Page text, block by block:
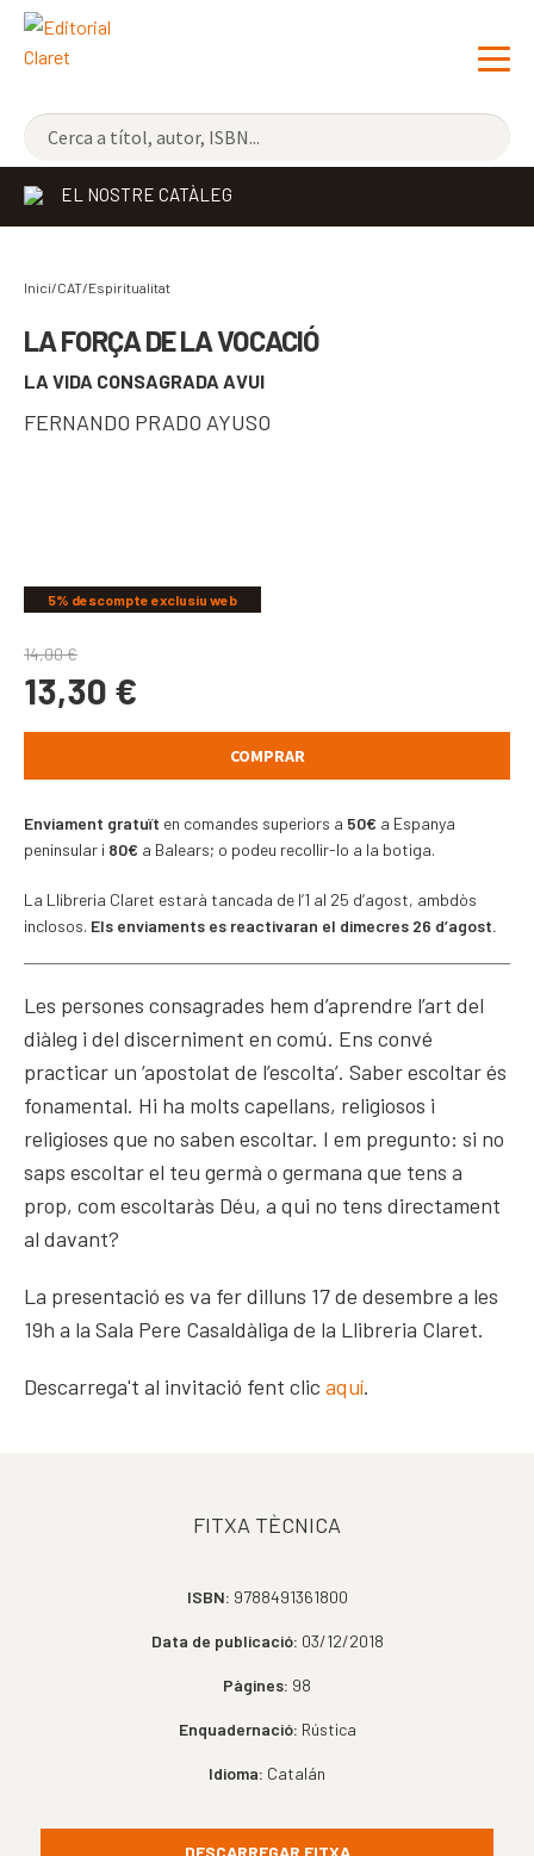
NOVETATS
ELS MÉS VENUTS
LLIBRERIA CLARET
CONTACTE
EL NOSTRE CATÀLEG
Inici/CAT/Espiritualitat
LA FORÇA DE LA VOCACIÓ
LA VIDA CONSAGRADA AVUI
FERNANDO PRADO AYUSO
5% descompte exclusiu web
14,00€
13,30 €
COMPRAR
Enviament gratuït en comandes superiors a 50€ a Espanya
peninsular i 80€ a Balears; o podeu recollir-lo a la botiga.
La Llibreria Claret estarà tancada de l’1 al 25 d’agost, ambdòs
inclosos. Els enviaments es reactivaran el dimecres 26 d’agost.
Les persones consagrades hem d’aprendre l’art del
diàleg i del discerniment en comú. Ens convé
practicar un ‘apostolat de l’escolta’. Saber escoltar és
fonamental. Hi ha molts capellans, religiosos i
religioses que no saben escoltar. I em pregunto: si no
saps escoltar el teu germà o germana que tens a
prop, com escoltaràs Déu, a qui no tens directament
al davant?
La presentació es va fer dilluns 17 de desembre a les
19h a la Sala Pere Casaldàliga de la Llibreria Claret.
Descarrega't al invitació fent clic aquí.
FITXA TÈCNICA
ISBN: 9788491361800
Data de publicació: 03/12/2018
Pàgines: 98
Enquadernació: Rústica
Idioma: Catalán
DESCARREGAR FITXA